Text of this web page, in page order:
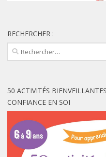
RECHERCHER :
Rechercher :
50 ACTIVITÉS
CONFIANCE EN SOI